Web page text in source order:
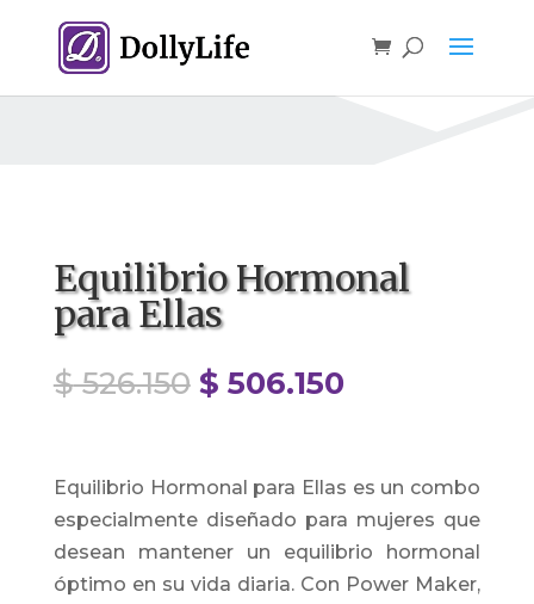
Equilibrio Hormonal
para Ellas
$526.150 El
era:
$ 526.150.
$ 506.150El
es:
$ 506.150.
Equilibrio Hormonal para Ellas es un combo
especialmente diseñado para mujeres que
desean mantener un equilibrio hormonal
óptimo en su vida diaria. Con Power Maker,